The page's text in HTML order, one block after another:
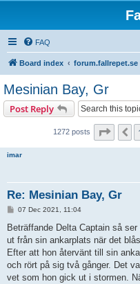
FAQ
Board index forum.fallrepet.se
Mesinian Bay, Gr
Post Reply
1272 posts Page
imar
Re: Mesinian Bay, Gr
P
s
07 Dec 2021, 11:04
Beträffande Delta Captain så
ut från sin ankarplats när det
Efter att hon återvänt till sin
och rört på sig två gånger. Det
vet som hon gick ut i stormen.